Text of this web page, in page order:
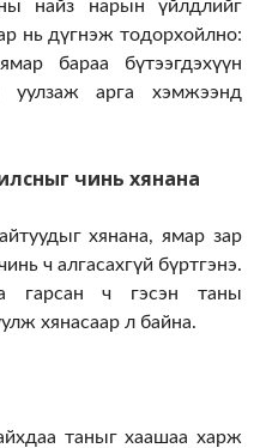
найз нарын үйлдлийг
нь дүгнэж тодорхойлно:
бараа бүтээгдэхүүн
уулзаж арга хэмжээнд
чинь хянана
хянана, ямар зар
ч алгасахгүй бүртгэнэ.
гарсан ч гэсэн таны
хянасаар л байна.
таныг хаашаа харж